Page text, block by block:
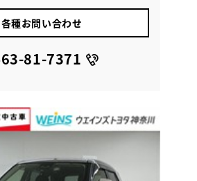
各種お問い合わせ
81-7371